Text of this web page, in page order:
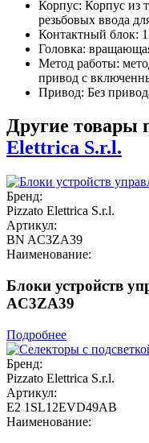
Корпус: Корпус из
резьбовых ввода
Контактный блок:
Головка:
Метод работы:
привод с
Привод: Без
Другие товары
Elettrica S.r.l.
Бренд:
Pizzato Elettrica S.r.l.
Артикул:
BN AC3ZA39
Наименование:
Блоки устройств
AC3ZA39
Подробнее
Бренд:
Pizzato Elettrica S.r.l.
Артикул:
E2 1SL12EVD49AB
Наименование: